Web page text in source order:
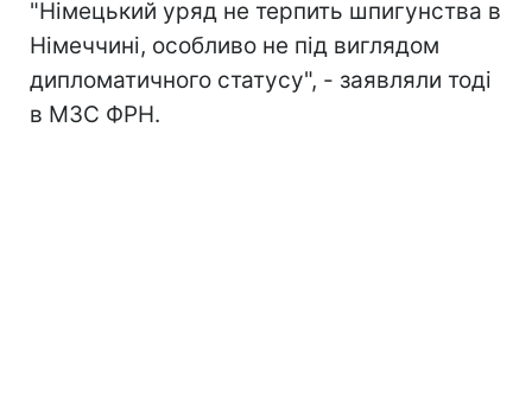
"Німецький уряд не терпить шпигунства в
Німеччині, особливо не під виглядом
дипломатичного статусу", - заявляли тоді
в МЗС ФРН.